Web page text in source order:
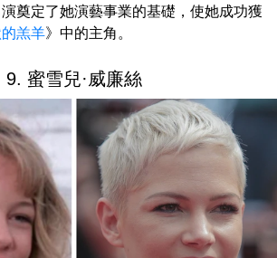
奠定了她演藝事業的基礎，使她成功獲
羔羊》中的主角。
9. 蜜雪兒·威廉絲